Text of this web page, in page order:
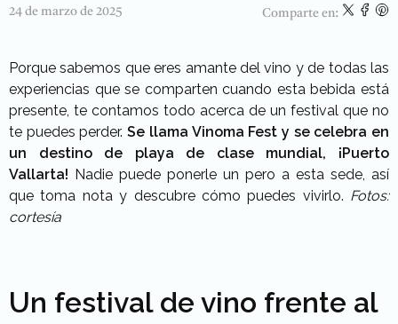
24 de marzo de 2025 Comparte en:
Porque sabemos que eres amante del vino y de todas las
experiencias que se comparten cuando esta bebida está
presente, te contamos todo acerca de un festival que no
te puedes perder.Se llama Vinoma Fest y se celebra en
un destino de playa de clase mundial, ¡Puerto
Vallarta! Nadie puede ponerle un pero a esta sede, así
que toma nota y descubre cómo puedes vivirlo. Fotos:
cortesía
Un festival de vino frente al